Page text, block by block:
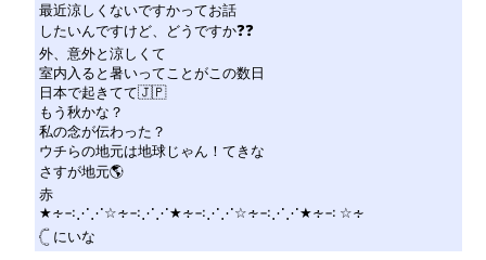
最近涼しくないですかってお話
したいんですけど、どうですか❓❓
外、意外と涼しくて
室内入ると暑いってことがこの数日
日本で起きてて🇯🇵
もう秋かな？
私の念が伝わった？
ウチらの地元は地球じゃん！てきな
さすが地元🌎
赤
★∻∹⋰⋰☆∻∹⋰⋰★∻∹⋰⋰☆∻∹⋰⋰★∻∹ ☆∻
‎𓊆 にいな